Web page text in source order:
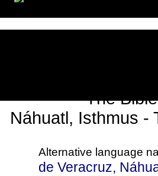
The
Náhuatl, Isthmus -
Alternative language
de Veracruz,